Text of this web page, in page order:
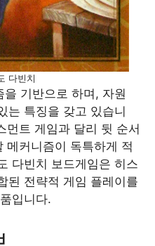
다빈치
기반으로 하며, 자원
는 특징을 갖고 있습니
먼트 게임과 달리 뒷 순서
메커니즘이 독특하게 적
다빈치 보드게임은 히스
된 전략적 게임 플레이를
입니다.